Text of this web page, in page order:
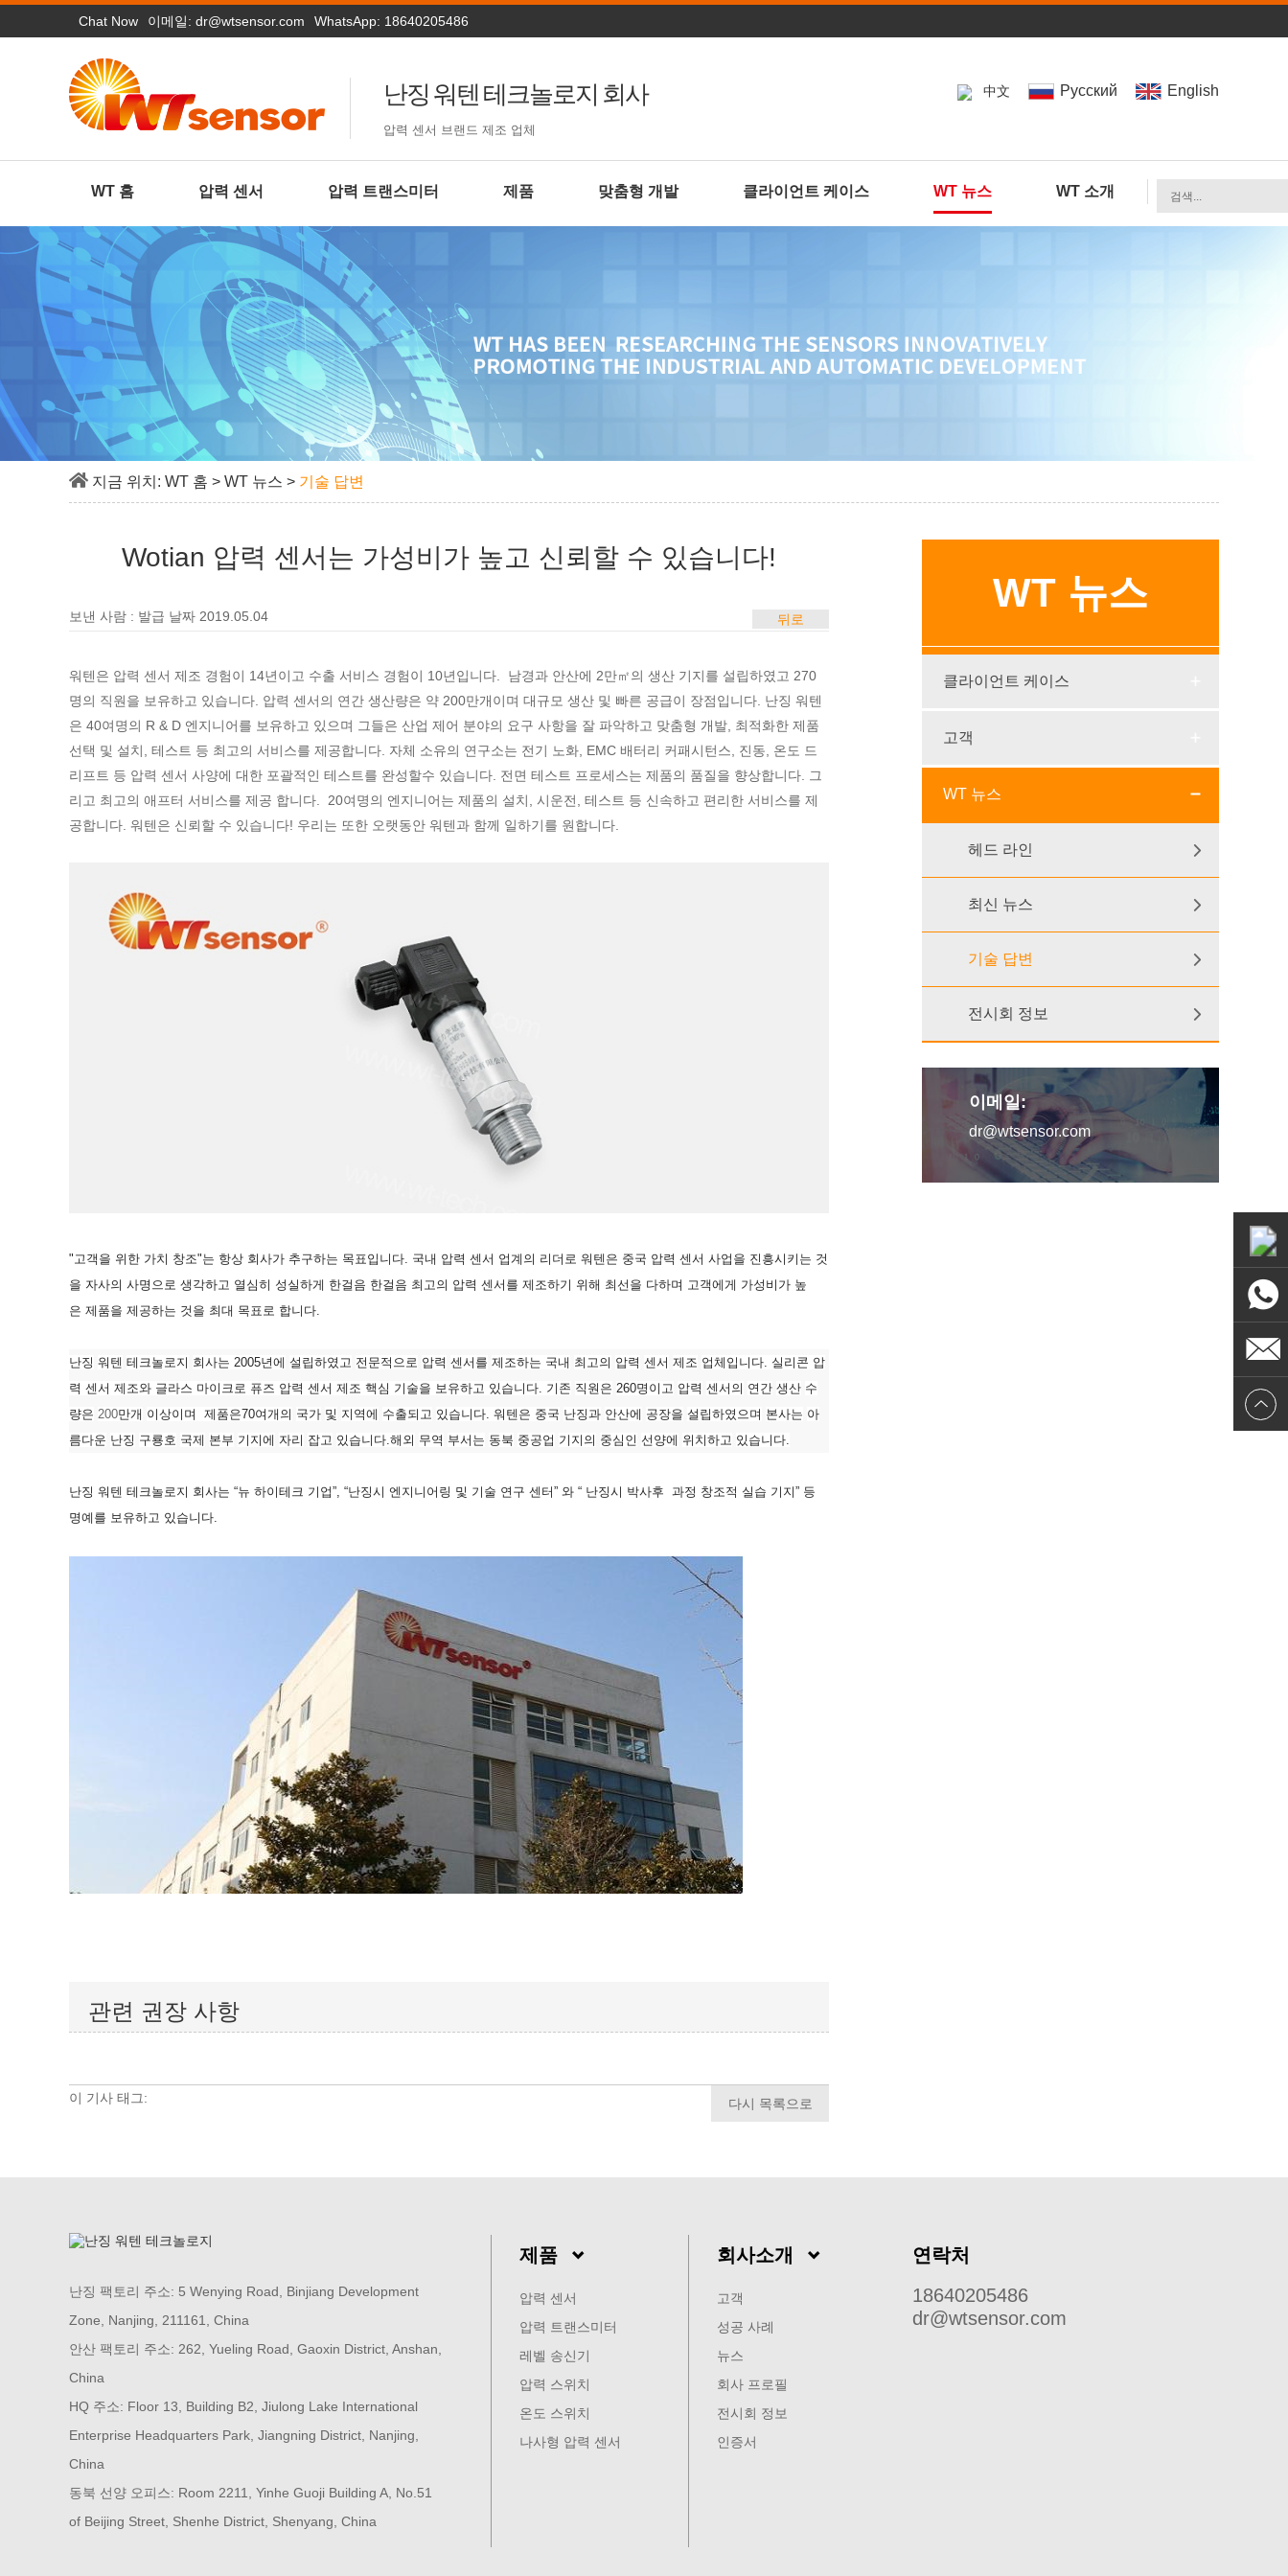
Chat Now 이메일: dr@wtsensor.com WhatsApp: 18640205486
中文 Pусский English
난징 워텐 테크놀로지 회사
압력 센서 브랜드 제조 업체
WT 홈 압력 센서 압력 트랜스미터 제품 맞춤형 개발 클라이언트 케이스 WT 뉴스 WT 소개
지금 위치: WT 홈 > WT 뉴스 > 기술 답변
Wotian 압력 센서는 가성비가 높고 신뢰할 수 있습니다!
보낸 사람 : 발급 날짜 2019.05.04 뒤로
워텐은 압력 센서 제조 경험이 14년이고 수출 서비스 경험이 10년입니다. 남경과 안산에 2만㎡의 생산 기지를 설립하였고 270
명의 직원을 보유하고 있습니다. 압력 센서의 연간 생산량은 약 200만개이며 대규모 생산 및 빠른 공급이 장점입니다. 난징 워텐
은 40여명의 R & D 엔지니어를 보유하고 있으며 그들은 산업 제어 분야의 요구 사항을 잘 파악하고 맞춤형 개발, 최적화한 제품
선택 및 설치, 테스트 등 최고의 서비스를 제공합니다. 자체 소유의 연구소는 전기 노화, EMC 배터리 커패시턴스, 진동, 온도 드
리프트 등 압력 센서 사양에 대한 포괄적인 테스트를 완성할수 있습니다. 전면 테스트 프로세스는 제품의 품질을 향상합니다. 그
리고 최고의 애프터 서비스를 제공 합니다. 20여명의 엔지니어는 제품의 설치, 시운전, 테스트 등 신속하고 편리한 서비스를 제
공합니다. 워텐은 신뢰할 수 있습니다! 우리는 또한 오랫동안 워텐과 함께 일하기를 원합니다.
" 고객을 위한 가치 창조"는 항상 회사가 추구하는 목표입니다 국내 압력 센서 업계의 리더로 워텐은 중국 압력 센서 사업을 진흥시키는 것
을 자사의 사명으로 생각하고 열심히 성실하게 한걸음 한걸음 최고의 압력 센서를 제조하기 위해 최선을 다하며 고객에게 가성비가 높
은 제품을 제공하는 것을 최대 목표로 합니다
난징 워텐 테크놀로지 회사는 2005년에 설립하였고 전문적으로 압력 센서를 제조하는 국내 최고의 압력 센서 제조 업체입니다 실리콘 압
력 센서 제조와 글라스 마이크로 퓨즈 압력 센서 제조 핵심 기술을 보유하고 있습니다 기존 직원은 260명이고 압력 센서의 연간 생산 수
량은 200만개 이상이며 제품은70여개의 국가 및 지역에 수출되고 있습니다 워텐은 중국 난징과 안산에 공장을 설립하였으며 본사는 아
름다운 난징 구룡호 국제 본부 기지에 자리 잡고 있습니다 해외 무역 부서는 동북 중공업 기지의 중심인 선양에 위치하고 있습니다
난징 워텐 테크놀로지 회사는 “뉴 하이테크 기업”, “난징시 엔지니어링 및 기술 연구 센터” 와 “ 난징시 박사후 과정 창조적 실습 기지” 등
명예를 보유하고 있습니다
관련 권장 사항
이 기사 태그: 다시 목록으로
WT 뉴스
클라이언트 케이스
고객
WT 뉴스
헤드 라인
최신 뉴스
기술 답변
전시회 정보
이메일:
dr@wtsensor.com
난징 팩토리 주소: 5 Wenying Road, Binjiang Development
Zone, Nanjing, 211161, China
안산 팩토리 주소: 262, Yueling Road, Gaoxin District, Anshan,
China
HQ 주소: Floor 13, Building B2, Jiulong Lake International
Enterprise Headquarters Park, Jiangning District, Nanjing,
China
동북 선양 오피스: Room 2211, Yinhe Guoji Building A, No.51
of Beijing Street, Shenhe District, Shenyang, China
제품
압력 센서
압력 트랜스미터
레벨 송신기
압력 스위치
온도 스위치
나사형 압력 센서
회사소개
고객
성공 사례
뉴스
회사 프로필
전시회 정보
인증서
연락처
18640205486
dr@wtsensor.com